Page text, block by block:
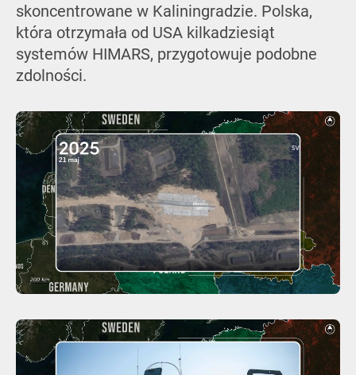
skoncentrowane w Kaliningradzie. Polska,
która otrzymała od USA kilkadziesiąt
systemów HIMARS, przygotowuje podobne
zdolności.